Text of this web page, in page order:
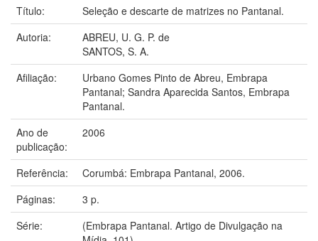
Título:
Seleção e descarte de matrizes no Pantanal.
Autoria:
ABREU, U. G. P. de
SANTOS, S. A.
Afiliação:
Urbano Gomes Pinto de Abreu, Embrapa
Pantanal; Sandra Aparecida Santos, Embrapa
Pantanal.
Ano de
publicação:
2006
Referência:
Corumbá: Embrapa Pantanal, 2006.
Páginas:
3 p.
Série:
(Embrapa Pantanal. Artigo de Divulgação na